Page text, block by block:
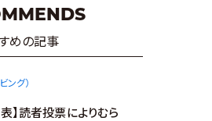
めの記事
ング）
】読者投票によりむら